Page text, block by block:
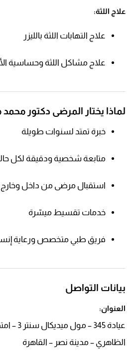
علاج اللثة:
علاج التهابات اللثة بالليزر
علاج مشاكل اللثة وحساسية
لماذا يختار المرضى دكتور
خبرة تمتد لسنوات طويلة
متابعة شخصية ودقيقة لكل
استقبال مرضى من داخل
خدمات تقسيط ميسّرة
فريق طبي متخصص ورعاية
بيانات التواصل
العنوان:
عيادة 345
الظاهري – مدينة نصر – القاهرة